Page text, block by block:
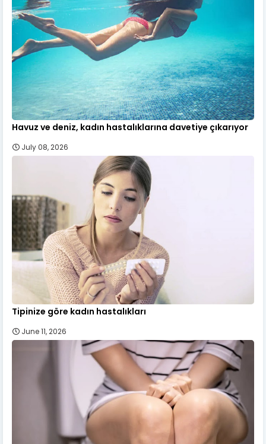
Havuz ve deniz, kadın hastalıklarına davetiye çıkarıyor
July 08, 2026
Tipinize göre kadın hastalıkları
June 11, 2026